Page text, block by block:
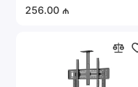
256.00 ₼